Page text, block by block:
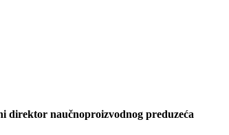
direktor naučnoproizvodnog preduzeća